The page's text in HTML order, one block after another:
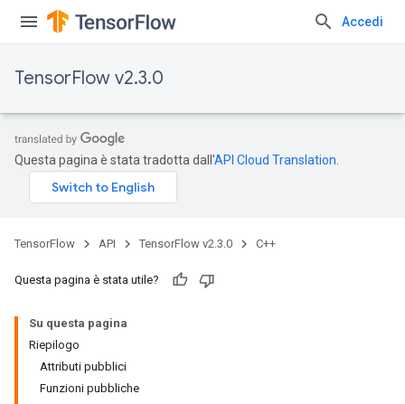
Accedi
TensorFlow v2.3.0
Questa pagina è stata tradotta dall'API Cloud Translation
TensorFlow API TensorFlow v2.3.0 C++
Questa pagina è stata utile?
Su questa pagina
Riepilogo
Attributi pubblici
Funzioni pubbliche